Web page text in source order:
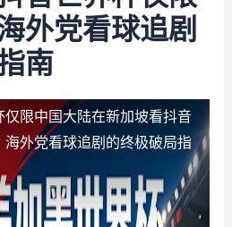
外党看球追剧
南
仅限中国大陆在新加坡看抖音
外党看球追剧的终极破局指